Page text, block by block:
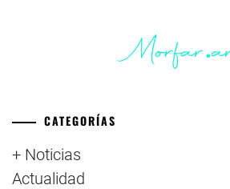
CATEGORÍAS
+ Noticias
Actualidad